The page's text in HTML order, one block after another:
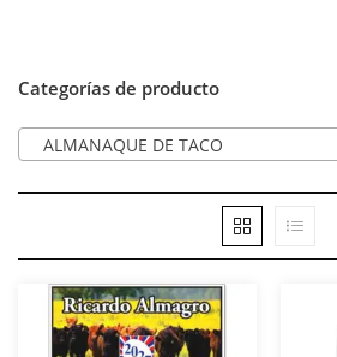
Categorías de producto
ALMANAQUE DE TACO